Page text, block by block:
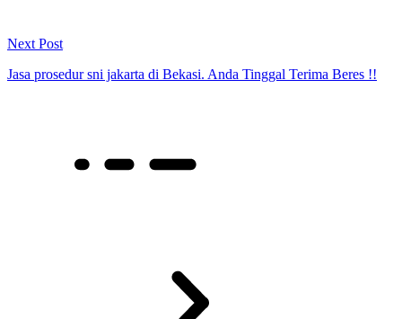
Next Post
Jasa prosedur sni jakarta di Bekasi. Anda Tinggal Terima Beres !!